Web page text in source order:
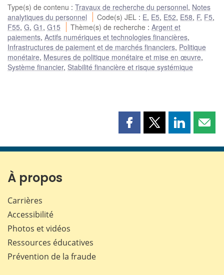
Type(s) de contenu : Travaux de recherche du personnel, Notes
analytiques du personnel
Code(s) JEL : E, E5, E52, E58, F, F5,
F55, G, G1 , G15 Thème(s) de recherche :Argent et
paiements, Actifs numériques et technologies financières,
Infrastructures de paiement et de marchés financiers, Politique
monétaire, Mesures de politique monétaire et mise en œuvre,
Système financier, Stabilité financière et risque systémique
Partager
page
Partager
page
Partager
page page
À propos
Carrières
Accessibilité
Photos et vidéos
Ressources éducatives
Prévention de la fraude